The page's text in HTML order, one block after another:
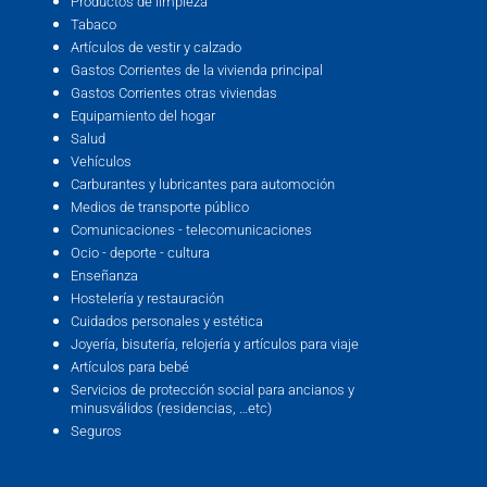
Tabaco
Artículos de vestir y calzado
Gastos Corrientes de la vivienda principal
Gastos Corrientes otras viviendas
Equipamiento del hogar
Salud
Vehículos
Carburantes y lubricantes para automoción
Medios de transporte público
Comunicaciones - telecomunicaciones
Ocio - deporte - cultura
Enseñanza
Hostelería y restauración
Cuidados personales y estética
Joyería, bisutería, relojería y artículos para viaje
Artículos para bebé
Servicios de protección social para ancianos y
minusválidos (residencias, …etc)
Seguros